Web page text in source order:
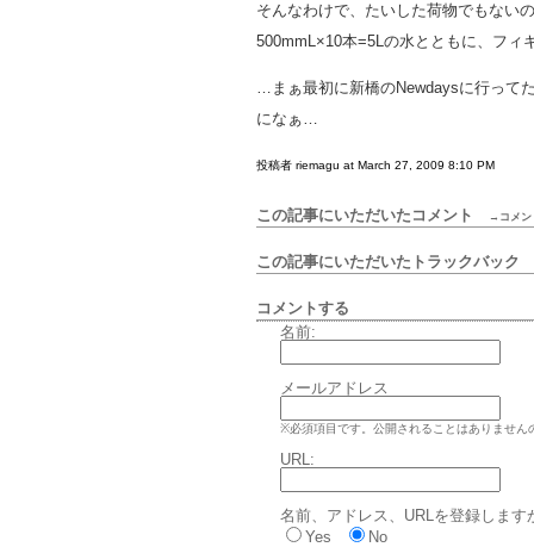
そんなわけで、たいした荷物でもない
500mmL×10本=5Lの水とともに、フィ
…まぁ最初に新橋のNewdaysに行って
になぁ…
投稿者 riemagu at March 27, 2009 8:10 PM
この記事にいただいたコメント →コメン
この記事にいただいたトラックバック
コメントする
名前:
メールアドレス
※必須項目です。公開されることはありません
URL:
名前、アドレス、URLを登録します
Yes
No